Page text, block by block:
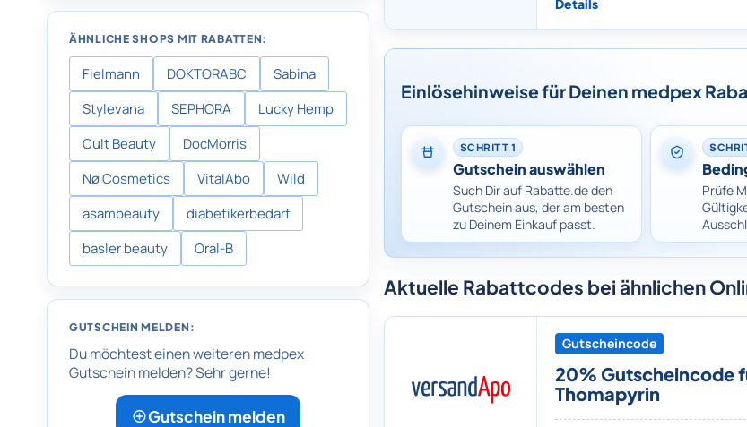
ÄHNLICHE SHOPS MIT RABATTEN:
Fielmann DOKTORABC
Sabina
Stylevana
SEPHORA
Lucky Hemp
Cult Beauty
DocMorris
Nø Cosmetics
VitalAbo
Wild
asambeauty
diabetikerbedarf
basler beauty
Oral-B
GUTSCHEIN MELDEN:
Du möchtest einen weiteren medpex
Gutschein melden? Sehr gerne!
Gutschein melden
Details
Einlösehinweise für Deinen medpex
SCHRITT 1
Gutschein auswählen
Such Dir auf Rabatte.de den
Gutschein aus, der am besten
zu Deinem Einkauf passt.
Prüfe
Aktuelle Rabattcodes bei ähnlichen
Gutscheincode
20% Gutscheincode
Thomapyrin